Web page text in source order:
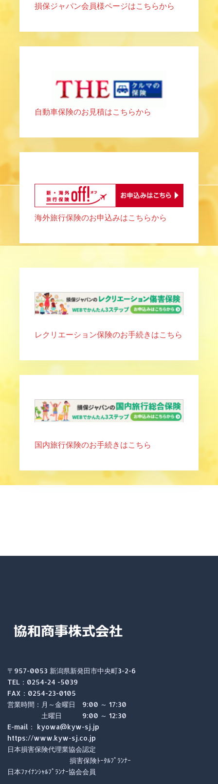
損保ジャパン会員様ページはこちらから
自動車保険のお見積はこちらから
海外旅行保険のお申込みはこちらから
レクリエーション保険のお手続きはこちら
国内旅行保険のお手続きはこちら
〒957-0053 新潟県新発田市中央町3-2-6
TEL：0254-24 -5039
FAX：0254-23-0105
営業時間：月～金曜日 9:00 ～ 17:30
土曜日 9:00 ～ 12:30
E-mail： kyowa@kyw-sj.jp
https://www.kyw-sj.co.jp
日本損害保険代理業協会認定
損害保険ﾄｰﾀﾙﾌﾟﾗﾝﾅｰ
日本ﾌｧｲﾅﾝｼｬﾙﾌﾟﾗﾝﾅｰ協会会員